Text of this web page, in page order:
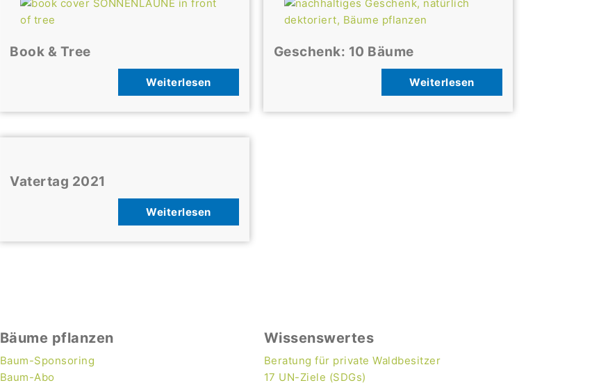
Book & Tree
Weiterlesen
Geschenk: 10 Bäume
Weiterlesen
Vatertag 2021
Weiterlesen
Bäume pflanzen
Baum-Sponsoring
Baum-Abo
Wissenswertes
Beratung für private Waldbesitzer
17 UN-Ziele (SDGs)